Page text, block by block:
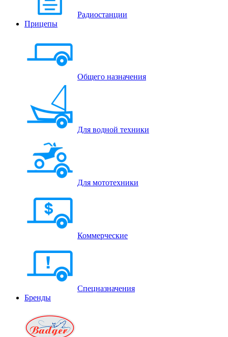
Радиостанции
Прицепы
Общего назначения
Для водной техники
Для мототехники
Коммерческие
Спецназначения
Бренды